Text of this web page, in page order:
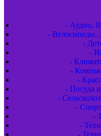
- Аудио,
- Велосипеды,
-
-
-
-
-
- Посуда
-
-
-
-
-